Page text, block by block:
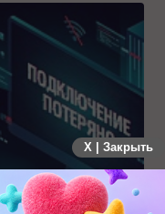
не могут
X | Закрыть